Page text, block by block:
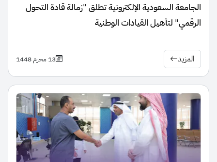
الجامعة السعودية الإلكترونية تطلق "زمالة قادة التحول
الرقمي" لتأهيل القيادات الوطنية
المزيد 13 محرم 1448